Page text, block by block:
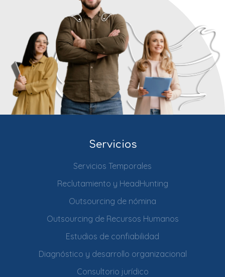
Servicios
Servicios Temporales
Reclutamiento y HeadHunting
Outsourcing de nómina
Outsourcing de Recursos Humanos
Estudios de confiabilidad
Diagnóstico y desarrollo organizacional
Consultorio jurídico